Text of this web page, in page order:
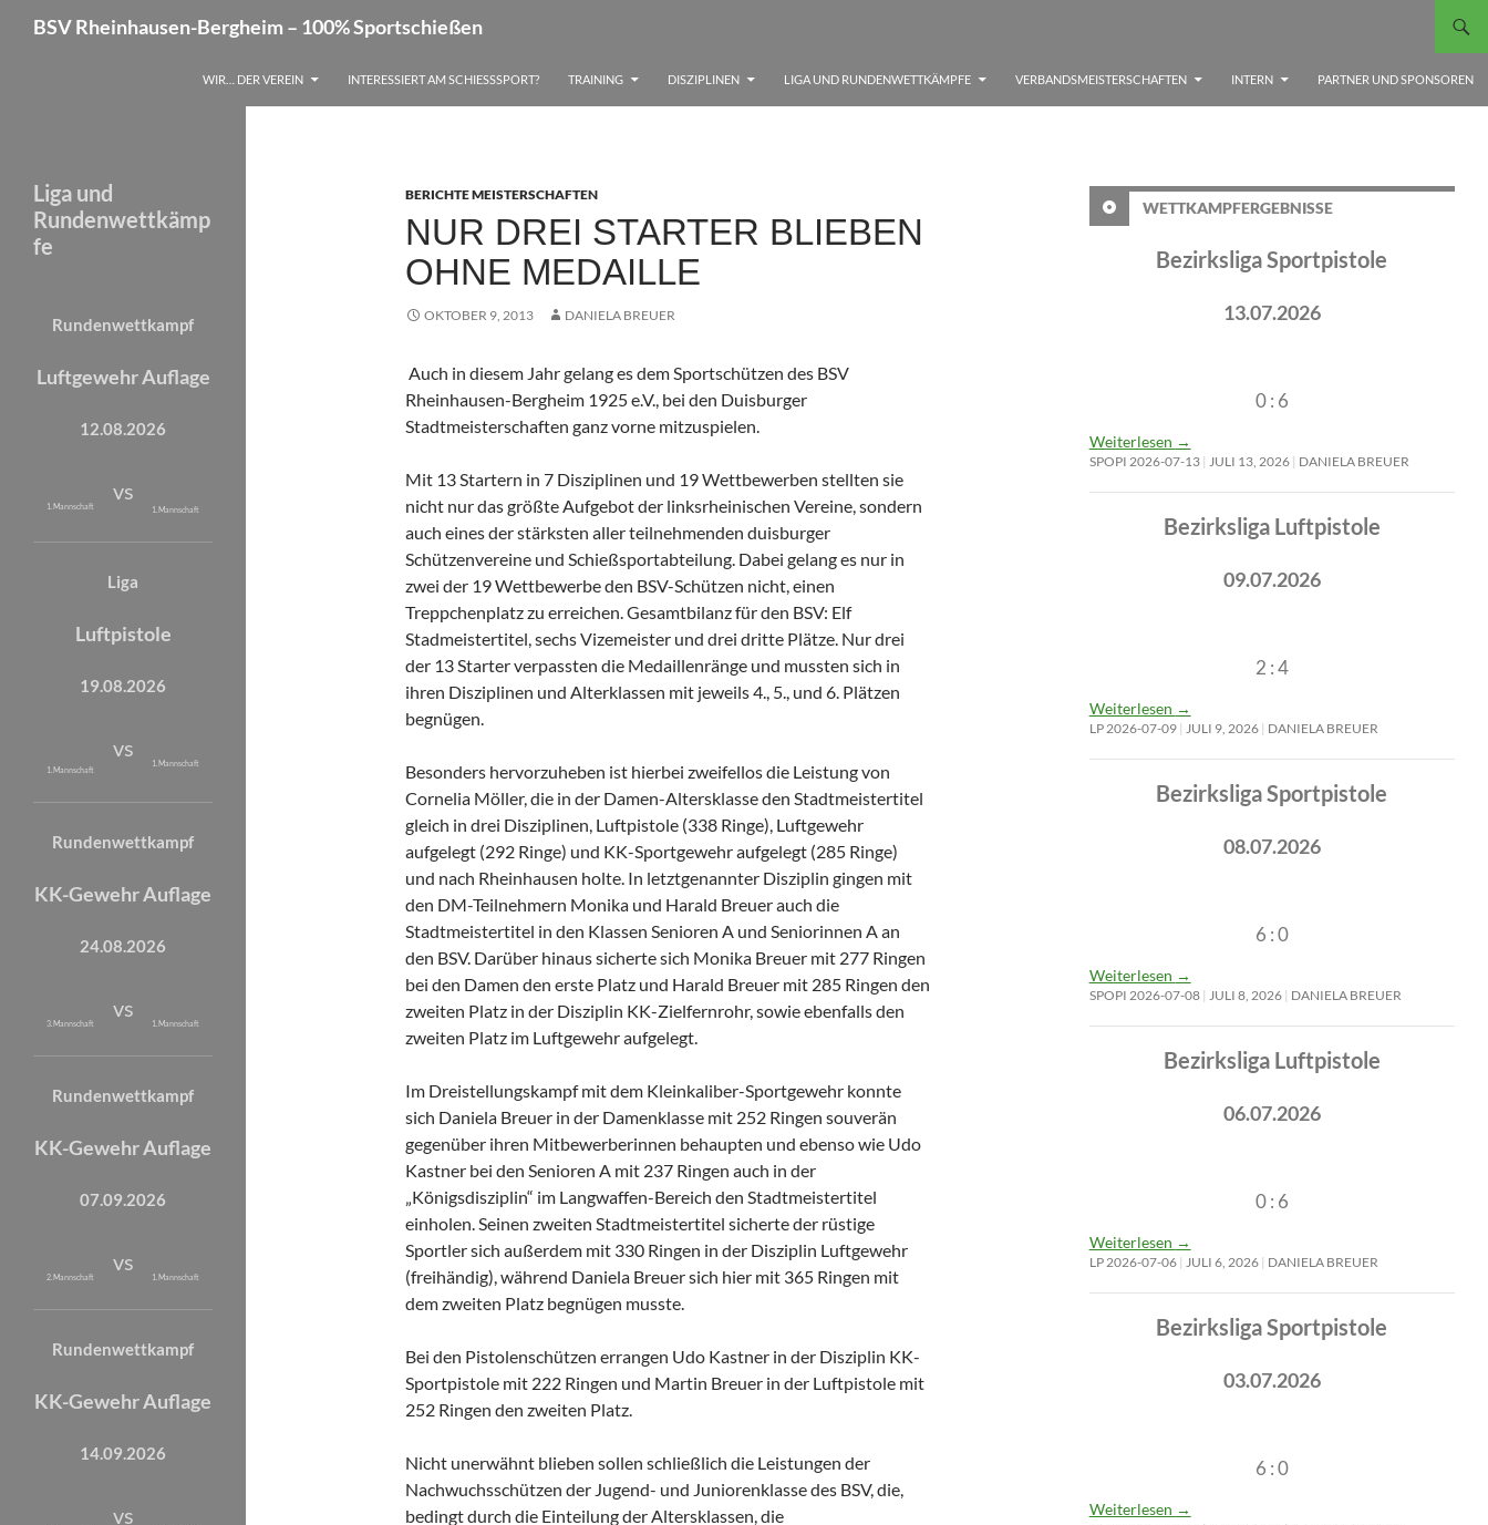
InhaltBSV Rheinhausen-Bergheim – 100% Sportschießen
WIR… DER VEREIN INTERESSIERT AM SCHIESSSPORT? TRAINING DISZIPLINEN LIGA UND RUNDENWETTKÄMPFE VERBANDSMEISTERSCHAFTEN INTERN PARTNER UND SPONSOREN
BERICHTE MEISTERSCHAFTEN
NUR DREI STARTER BLIEBEN
OHNE MEDAILLE
OKTOBER 9, 2013 DANIELA BREUER
Auch in diesem Jahr gelang es dem Sportschützen des BSV
Rheinhausen-Bergheim 1925 e.V., bei den Duisburger
Stadtmeisterschaften ganz vorne mitzuspielen.
Mit 13 Startern in 7 Disziplinen und 19 Wettbewerben stellten sie
nicht nur das größte Aufgebot der linksrheinischen Vereine, sondern
auch eines der stärksten aller teilnehmenden duisburger
Schützenvereine und Schießsportabteilung. Dabei gelang es nur in
zwei der 19 Wettbewerbe den BSV-Schützen nicht, einen
Treppchenplatz zu erreichen. Gesamtbilanz für den BSV: Elf
Stadmeistertitel, sechs Vizemeister und drei dritte Plätze. Nur drei
der 13 Starter verpassten die Medaillenränge und mussten sich in
ihren Disziplinen und Alterklassen mit jeweils 4., 5., und 6. Plätzen
begnügen.
Besonders hervorzuheben ist hierbei zweifellos die Leistung von
Cornelia Möller, die in der Damen-Altersklasse den Stadtmeistertitel
gleich in drei Disziplinen, Luftpistole (338 Ringe), Luftgewehr
aufgelegt (292 Ringe) und KK-Sportgewehr aufgelegt (285 Ringe)
und nach Rheinhausen holte. In letztgenannter Disziplin gingen mit
den DM-Teilnehmern Monika und Harald Breuer auch die
Stadtmeistertitel in den Klassen Senioren A und Seniorinnen A an
den BSV. Darüber hinaus sicherte sich Monika Breuer mit 277 Ringen
bei den Damen den erste Platz und Harald Breuer mit 285 Ringen den
zweiten Platz in der Disziplin KK-Zielfernrohr, sowie ebenfalls den
zweiten Platz im Luftgewehr aufgelegt.
Im Dreistellungskampf mit dem Kleinkaliber-Sportgewehr konnte
sich Daniela Breuer in der Damenklasse mit 252 Ringen souverän
gegenüber ihren Mitbewerberinnen behaupten und ebenso wie Udo
Kastner bei den Senioren A mit 237 Ringen auch in der
„Königsdisziplin“ im Langwaffen-Bereich den Stadtmeistertitel
einholen. Seinen zweiten Stadtmeistertitel sicherte der rüstige
Sportler sich außerdem mit 330 Ringen in der Disziplin Luftgewehr
(freihändig), während Daniela Breuer sich hier mit 365 Ringen mit
dem zweiten Platz begnügen musste.
Bei den Pistolenschützen errangen Udo Kastner in der Disziplin KK-
Sportpistole mit 222 Ringen und Martin Breuer in der Luftpistole mit
252 Ringen den zweiten Platz.
Nicht unerwähnt blieben sollen schließlich die Leistungen der
Nachwuchsschützen der Jugend- und Juniorenklasse des BSV, die,
bedingt durch die Einteilung der Altersklassen, die
WETTKAMPFERGEBNISSE
Bezirksliga Sportpistole
13.07.2026
0 : 6
Weiterlesen →
SPOPI 2026-07-13 JULI 13, 2026 DANIELA BREUER
Bezirksliga Luftpistole
09.07.2026
2 : 4
Weiterlesen →
LP 2026-07-09 JULI 9, 2026 DANIELA BREUER
Bezirksliga Sportpistole
08.07.2026
6 : 0
Weiterlesen →
SPOPI 2026-07-08 JULI 8, 2026 DANIELA BREUER
Bezirksliga Luftpistole
06.07.2026
0 : 6
Weiterlesen →
LP 2026-07-06 JULI 6, 2026 DANIELA BREUER
Bezirksliga Sportpistole
03.07.2026
6 : 0
Weiterlesen →
Liga und
Rundenwettkämp
fe
Rundenwettkampf
Luftgewehr Auflage
12.08.2026
1. Mannschaft
vs
1. Mannschaft
Liga
Luftpistole
19.08.2026
1. Mannschaft
vs
1. Mannschaft
Rundenwettkampf
KK-Gewehr Auflage
24.08.2026
3. Mannschaft
vs
1. Mannschaft
Rundenwettkampf
KK-Gewehr Auflage
07.09.2026
2. Mannschaft
vs
1. Mannschaft
Rundenwettkampf
KK-Gewehr Auflage
14.09.2026
vs